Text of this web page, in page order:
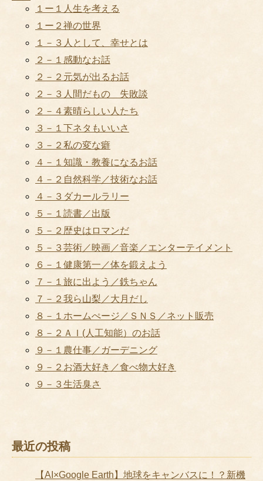
１ー１人生を考える
１ー２禅の世界
１－３人として、幸せとは
２－１感動なお話
２－２元気が出るお話
２－３人間だもの 失敗談
２－４素晴らしい人たち
３－１下ネタもいいさ
３－２私の変な癖
４－１知識・教養になるお話
４－２自然科学／技術なお話
４－３ダカールラリー
５－１読書／出版
５－２歴史はロマンだ
５－３芸術／映画／音楽／エンターテイメント
６－１健康第一／体を鍛えよう
７－１旅に出よう／鉄ちゃん
７－２我ら山梨／大月だし
８－１ホームぺージ／ＳＮＳ／ネット販売
８－２ＡＩ(人工知能）のお話
９－１農仕事／ガーデニング
９－２お酒大好き／食べ物大好き
９－３生活臭さ
最近の投稿
【AI×Google Earth】地球をキャンバスに！？新機